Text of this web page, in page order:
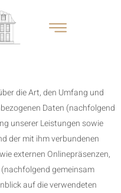
die Art, den Umfang und
Daten (nachfolgend
unserer Leistungen sowie
der mit ihm verbundenen
externen Onlinepräsenzen,
gemeinsam
auf die verwendeten